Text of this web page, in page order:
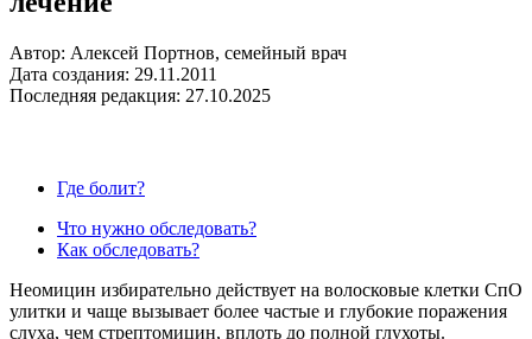
Автор: Алексей Портнов, семейный врач
Дата создания: 29.11.2011
Последняя редакция: 27.10.2025
Где болит?
Что нужно обследовать?
Как обследовать?
Неомицин избирательно действует на волосковые клетки СпО
улитки и чаще вызывает более частые и глубокие поражения
слуха, чем стрептомицин, вплоть до полной глухоты.